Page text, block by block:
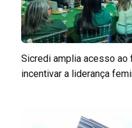
Sicredi amplia acesso ao
incentivar a liderança